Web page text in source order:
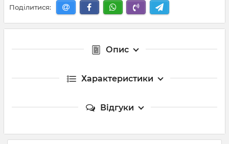
Поділитися:
Опис
Характеристики
Відгуки